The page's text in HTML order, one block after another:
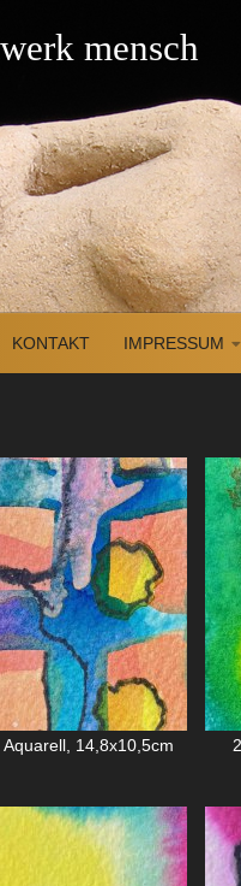
mensch
KONTAKT IMPRESSUM
14,8x10,5cm